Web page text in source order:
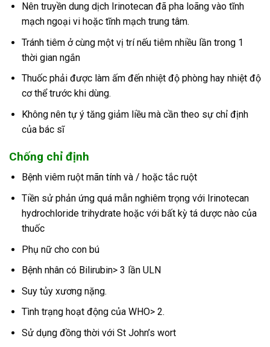
Nên truyền dung dịch Irinotecan đã pha loãng vào tĩnh
mạch ngoại vi hoặc tĩnh mạch trung tâm.
Tránh tiêm ở cùng một vị trí nếu tiêm nhiều lần trong 1
thời gian ngắn
Thuốc phải được làm ấm đến nhiệt độ phòng hay nhiệt độ
cơ thể trước khi dùng.
Không nên tự ý tăng giảm liều mà cần theo sự chỉ định
của bác sĩ
Chống chỉ định
Bệnh viêm ruột mãn tính và / hoặc tắc ruột
Tiền sử phản ứng quá mẫn nghiêm trọng với Irinotecan
hydrochloride trihydrate hoặc với bất kỳ tá dược nào của
thuốc
Phụ nữ cho con bú
Bệnh nhân có Bilirubin> 3 lần ULN
Suy tủy xương nặng.
Tình trạng hoạt động của WHO> 2.
Sử dụng đồng thời với St John’s wort